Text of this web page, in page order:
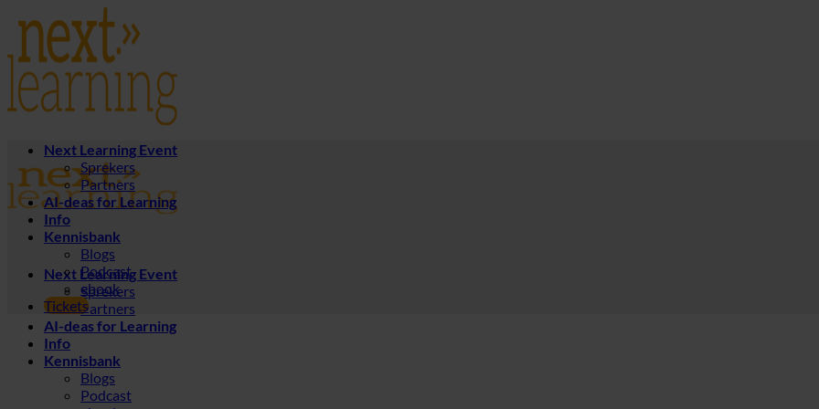
naar
inhoud
Next Learning Event
Sprekers
Partners
AI-deas for Learning
Info
Kennisbank
Blogs
Podcast
Next Learning Event
Sprekers
Partners
AI-deas for Learning
Info
Kennisbank
Blogs
Podcast
ebook
Tickets